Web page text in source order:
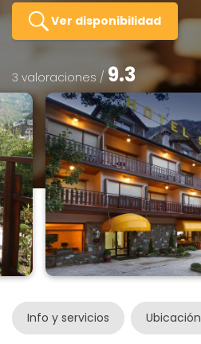
Ver disponibilidad
3 valoraciones / 9.3
Info y servicios Ubicación